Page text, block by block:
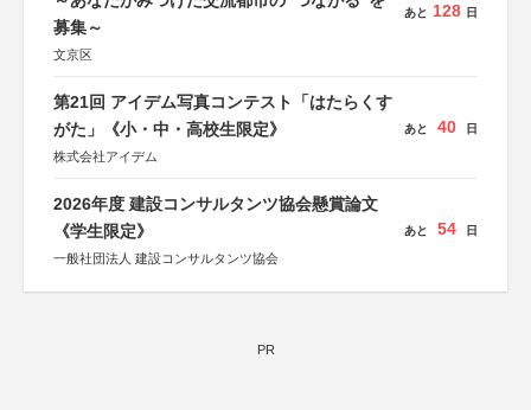
募集～
文京区
あと 128 日
第21回 アイデム写真コンテスト「はたらくす
がた」《小・中・高校生限定》
株式会社アイデム
あと 40 日
2026年度 建設コンサルタンツ協会懸賞論文
《学生限定》
一般社団法人 建設コンサルタンツ協会
あと 54 日
PR